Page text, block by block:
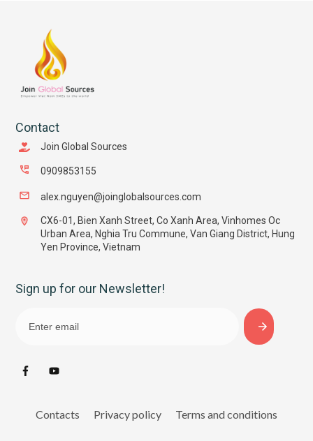
Contact
Join Global Sources
0909853155
alex.nguyen@joinglobalsources.com
CX6-01, Bien Xanh Street, Co Xanh Area, Vinhomes Oc
Urban Area, Nghia Tru Commune, Van Giang District, Hung
Yen Province, Vietnam
Sign up for our Newsletter!
Contacts Privacy policy Terms and conditions